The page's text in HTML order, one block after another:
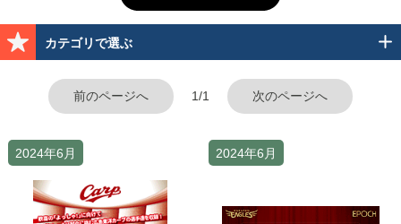
カテゴリで選ぶ
前のページへ 1/1 次のページへ
2024年6月 2024年6月